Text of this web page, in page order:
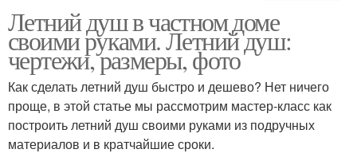
Душ из
металлопрофиля
Душ для дачи
Летний душ в частном доме
своими руками. Летний душ:
чертежи, размеры, фото
Как сделать летний душ быстро и дешево? Нет ничего
проще, в этой статье мы рассмотрим мастер-класс как
построить летний душ своими руками из подручных
материалов и в кратчайшие сроки.